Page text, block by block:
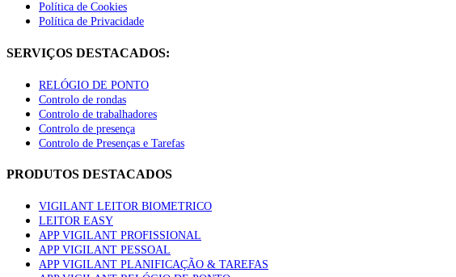
Política de Cookies
Política de Privacidade
SERVIÇOS DESTACADOS:
RELÓGIO DE PONTO
Controlo de rondas
Controlo de trabalhadores
Controlo de presença
Controlo de Presenças e Tarefas
PRODUTOS DESTACADOS
VIGILANT LEITOR BIOMETRICO
LEITOR EASY
APP VIGILANT PROFISSIONAL
APP VIGILANT PESSOAL
APP VIGILANT PLANIFICAÇÃO & TAREFAS